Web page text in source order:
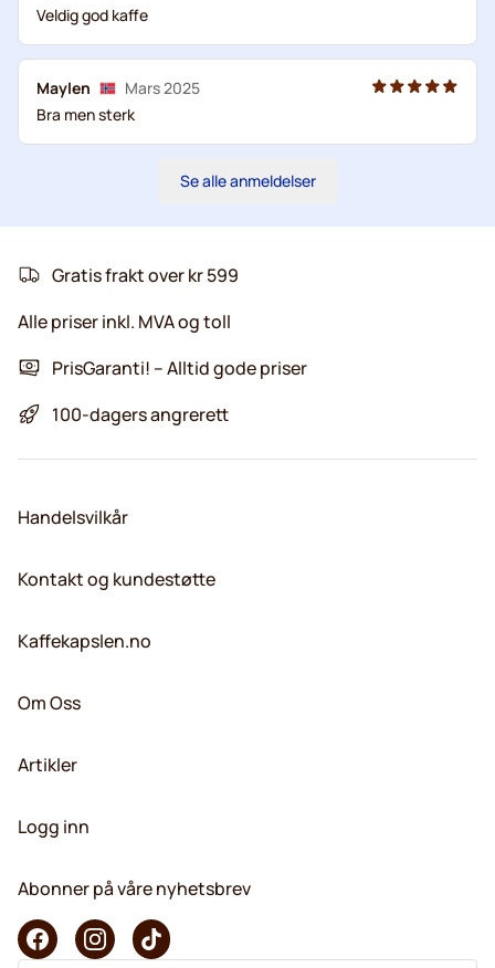
Veldig god kaffe
Maylen
Mars 2025
Bra men sterk
Se alle anmeldelser
Gratis frakt over kr 599
Alle priser inkl. MVA og toll
PrisGaranti! – Alltid gode priser
100-dagers angrerett
Handelsvilkår
Kontakt og kundestøtte
Kaffekapslen.no
Om Oss
Artikler
Logg inn
Abonner på våre nyhetsbrev